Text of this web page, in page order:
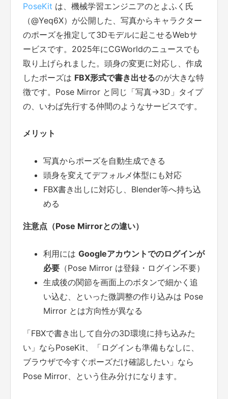
PoseKit は、機械学習エンジニアのとよふく氏
（@Yeq6X）が公開した、写真からキャラクター
のポーズを推定して3Dモデルに起こせるWebサ
ービスです。2025年にCGWorldのニュースでも
取り上げられました。頭身の変更に対応し、作成
したポーズは FBX形式で書き出せるのが大きな特
徴です。Pose Mirror と同じ「写真→3D」タイプ
の、いわば先行する仲間のようなサービスです。
メリット
写真からポーズを自動生成できる
頭身を変えてデフォルメ体型にも対応
FBX書き出しに対応し、Blender等へ持ち込
める
注意点（Pose Mirrorとの違い）
利用には Googleアカウントでのログインが
必要 （Pose Mirror は登録・ログイン不要）
生成後の関節を画面上のボタンで細かく追
い込む、といった微調整の作り込みは Pose
Mirror とは方向性が異なる
「FBXで書き出して自分の3D環境に持ち込みた
い」ならPoseKit、「ログインも準備もなしに、
ブラウザで今すぐポーズだけ確認したい」なら
Pose Mirror、という住み分けになります。